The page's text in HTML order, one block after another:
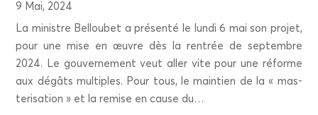
9 Mai, 2024
La ministre Bel­lou­bet a pré­sen­té le lun­di 6 mai son pro­jet,
pour une mise en œuvre dès la ren­trée de sep­tembre
2024. Le gou­ver­ne­ment veut aller vite pour une réforme
aux dégâts mul­tiples. Pour tous, le main­tien de la « mas­
te­ri­sa­tion » et la remise en cause du…